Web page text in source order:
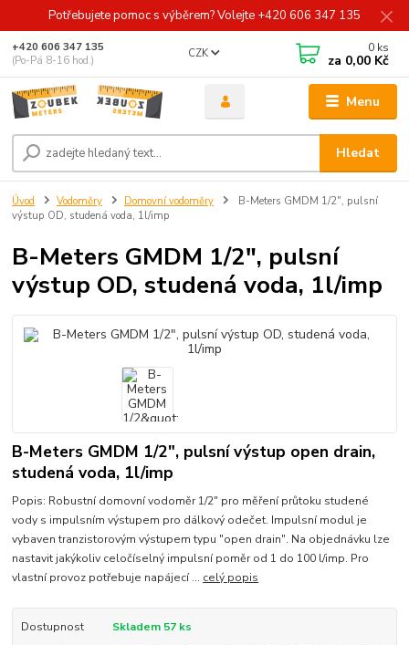
Potřebujete pomoc s výběrem? Volejte +420 606 347 135
Menu
CZK
Hledat
+420 606 347 135
(Po-Pá 8-16 hod.)
0 ks
za 0,00 Kč
Úvod Vodoměry Domovní vodoměry
B-Meters GMDM 1/2", pulsní
výstup OD, studená voda, 1l/imp
B-Meters GMDM 1/2", pulsní
výstup OD, studená voda, 1l/imp
B-Meters GMDM 1/2", pulsní výstup open drain,
studená voda, 1l/imp
Popis: Robustní domovní vodoměr 1/2" pro měření průtoku studené
vody s impulsním výstupem pro dálkový odečet. Impulsní modul je
vybaven tranzistorovým výstupem typu "open drain". Na objednávku lze
nastavit jakýkoliv celočíselný impulsní poměr od 1 do 100 l/imp. Pro
vlastní provoz potřebuje napájecí ... celý popis
Dostupnost
Skladem 57 ks